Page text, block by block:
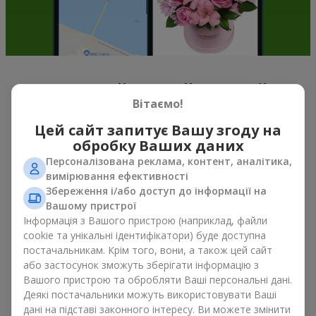
Весняний настрій у кожній
пелюстці
Якщо можна схарактеризувати весну назвою однієї квітки,
то це, беззаперечнобукет тюльпанів . Букет тюльпанів —
саме ті квіти, з яких починається весняний настрій. Ніжні та
тендітні, вони, не перевантажують простір, та можуть бути
подаровані, як до свята, так і просто на знак уваги. А якщо
порахувати скільки коштують тюльпани, то можна сказати,
що їх можна дарувати весною хоч кожного дня. Навіть
тюльпан у руках вже створює відчуття тепла, а букет
тюльпанів легко перетворюється на теплі емоції в упаковці.
Саме тому весняні квіти тюльпани так часто обирають для
перших побачень, сімейних свят, знаків уваги без приводу.
Букет тюльпанів — весняна романтика, що асоціюється з
Вітаємо!
Цей сайт запитує Вашу згоду на
обробку Ваших даних
Персоналізована реклама, контент, аналітика,
вимірювання ефективності
Збереження і/або доступ до інформації на
Вашому пристрої
Інформація з Вашого пристрою (наприклад, файли
cookie та унікальні ідентифікатори) буде доступна
постачальникам. Крім того, вони, а також цей сайт
або застосунок зможуть зберігати інформацію з
Вашого пристрою та обробляти Ваші персональні дані.
Деякі постачальники можуть використовувати Ваші
дані на підставі законного інтересу. Ви можете змінити